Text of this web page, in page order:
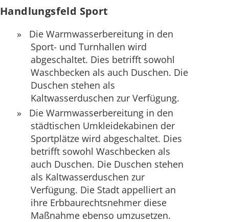
Handlungsfeld Sport
Die Warmwasserbereitung in den
Sport- und Turnhallen wird
abgeschaltet. Dies betrifft sowohl
Waschbecken als auch Duschen. Die
Duschen stehen als
Kaltwasserduschen zur Verfügung.
Die Warmwasserbereitung in den
städtischen Umkleidekabinen der
Sportplätze wird abgeschaltet. Dies
betrifft sowohl Waschbecken als
auch Duschen. Die Duschen stehen
als Kaltwasserduschen zur
Verfügung. Die Stadt appelliert an
ihre Erbbaurechtsnehmer diese
Maßnahme ebenso umzusetzen.